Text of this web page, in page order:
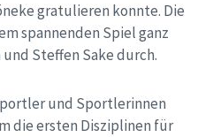
gratulieren konnte. Die
spannenden Spiel ganz
Steffen Sake durch.
und Sportlerinnen
die ersten Disziplinen für